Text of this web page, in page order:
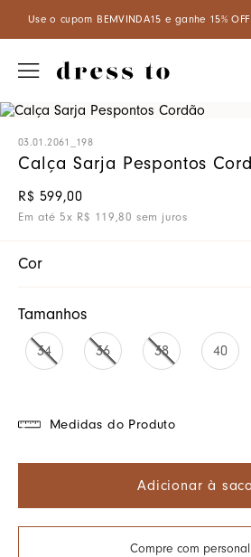
OFF na sua primeira compra.
03.01.2061_198
Calça Sarja Pespontos
R$ 599,00
Em até5x R$ 119 ,80 sem juros
Cor
Tamanhos
34 36 38 40
Medidas do Produto
Adicionar à
Compre com